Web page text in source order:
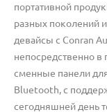
портативной
разных поколений
девайсы с Conran
непосредственно
сменные панели
Bluetooth, с
сегодняшней день